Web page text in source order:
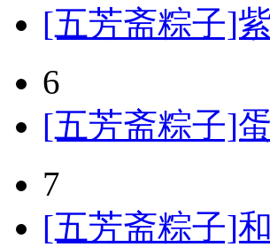
[五芳斋粽子]
6
[五芳斋粽子]
7
[五芳斋粽子]